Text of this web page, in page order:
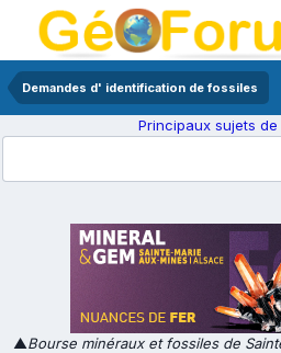
Demandes d' identification de fossiles
Principaux sujets de
▲Bourse minéraux et fossiles de